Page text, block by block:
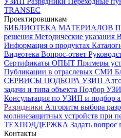
TRANSEC
Проектировщикам
БИБЛИОТЕКА МАТЕРИАЛОВ
решения Методические указания
Информация о продуктах
Видеотека Вопрос-ответ
Сертификаты ОПЫТ Примеры
Публикации в отраслевых СМИ
СЕРВИСЫ ПОДБОРА УЗИП
задачи и типа объекта Подбор
Консультация по УЗИП и подбор
Разрядники Алгоритм выбора
молниезащитных устройств при
ТЕХПОДДЕРЖКА Задать
Контакты